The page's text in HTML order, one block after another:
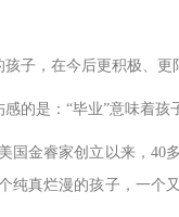
，在今后更积极、更
是：“毕业”意味着孩
金睿家创立以来，
真烂漫的孩子，一